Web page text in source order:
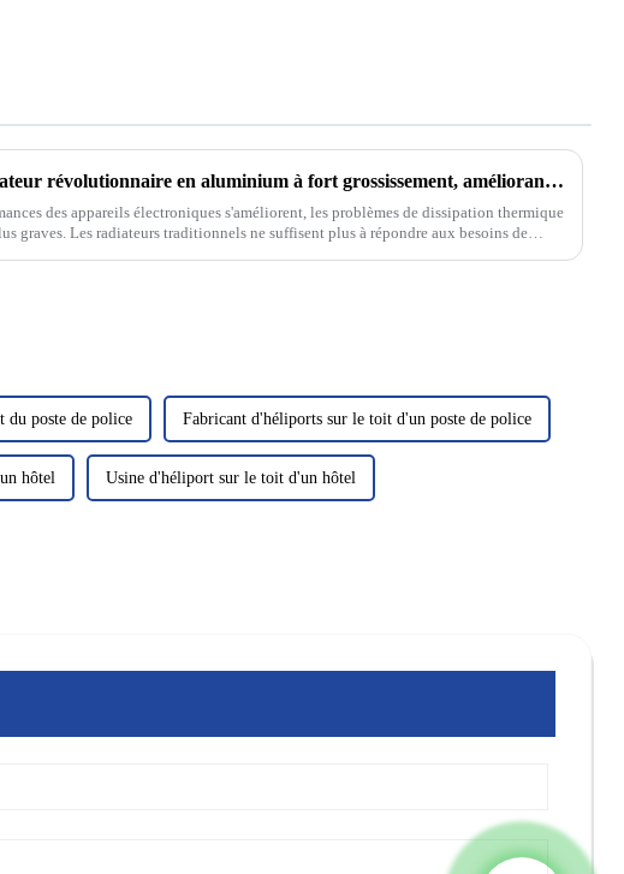
Lancement du radiateur révolutionnaire en aluminium à fort grossissement, améliorant considérablement l'efficacité de la dissipation thermique
des appareils électroniques s'améliorent, les problèmes de dissipation thermique
graves. Les radiateurs traditionnels ne suffisent plus à répondre aux besoins de
du poste de police Fabricant d'héliports sur le toit d'un poste de police
hôtel Usine d'héliport sur le toit d'un hôtel